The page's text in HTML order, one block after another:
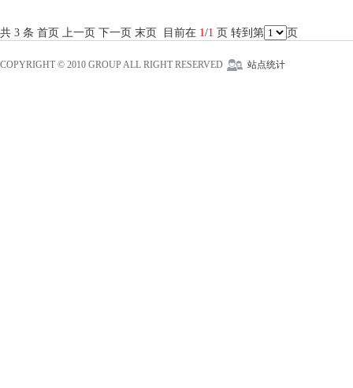
共 3 条 首页 上一页 下一页 末页 目前在 1/1 页 转到第 页
COPYRIGHT © 2010 GROUP ALL RIGHT RESERVED 站点统计